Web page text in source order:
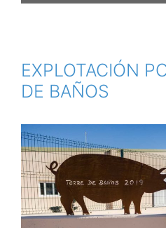
EXPLOTACIÓN
DE BAÑOS